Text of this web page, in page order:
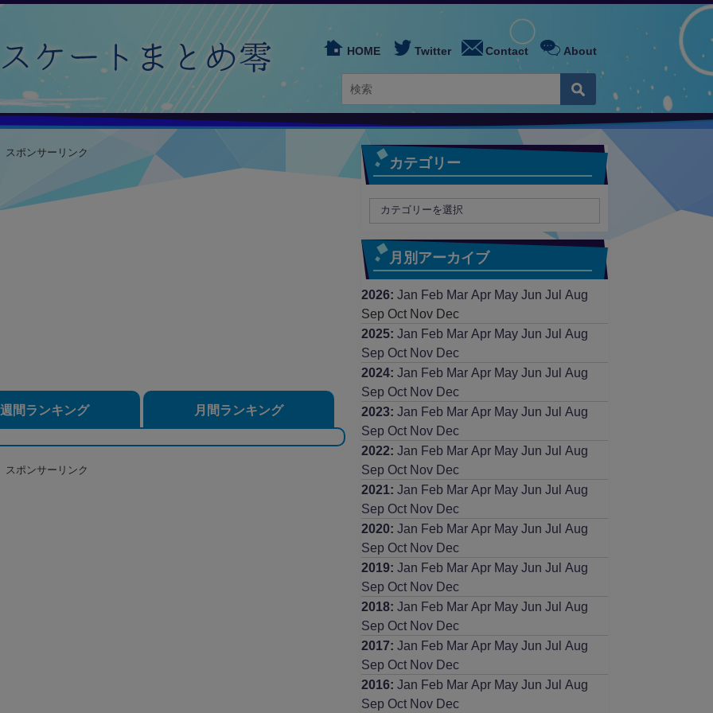
HOME Twitter Contact About
スポンサーリンク
週間ランキング 月間ランキング
スポンサーリンク
カテゴリー
月別アーカイブ
2026: Jan Feb Mar Apr May Jun Jul
Aug
Sep Oct Nov Dec
2025: Jan Feb Mar Apr May Jun Jul
Aug
Sep Oct Nov Dec
2024: Jan Feb Mar Apr May Jun Jul
Aug
Sep Oct Nov Dec
2023: Jan Feb Mar Apr May Jun Jul
Aug
Sep Oct Nov Dec
2022: Jan Feb Mar Apr May Jun Jul
Aug
Sep Oct Nov Dec
2021 : Jan Feb Mar Apr May Jun Jul
Aug
Sep Oct Nov Dec
2020: Jan Feb Mar Apr May Jun Jul
Aug
Sep Oct Nov Dec
2019: Jan Feb Mar Apr May Jun Jul
Aug
Sep Oct Nov Dec
2018: Jan Feb Mar Apr May Jun Jul
Aug
Sep Oct Nov Dec
2017: Jan Feb Mar Apr May Jun Jul
Aug
Sep Oct Nov Dec
2016: Jan Feb Mar Apr May Jun Jul
Aug
Sep Oct Nov Dec